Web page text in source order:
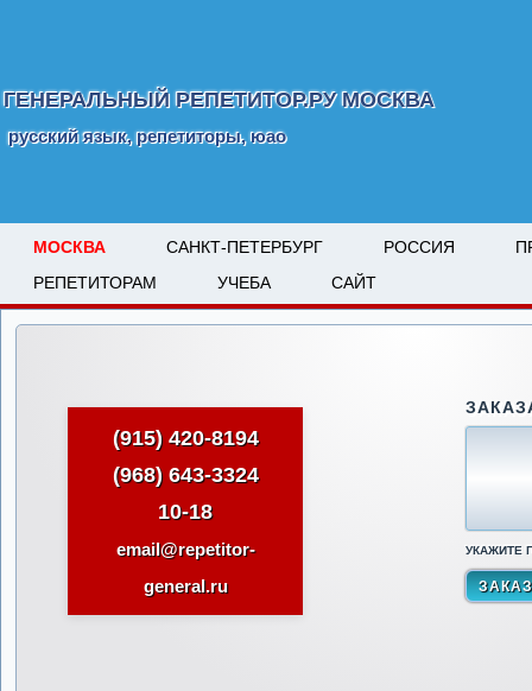
ГЕНЕРАЛЬНЫЙ РЕПЕТИТОР.РУ МОСКВА
русский язык, репетиторы, юао
МОСКВА САНКТ-ПЕТЕРБУРГ РОССИЯ
РЕПЕТИТОРАМ
УЧЕБА САЙТ
(915) 420-8194
(968) 643-3324
10-18
email@repetitor-
general.ru
УКАЖИТЕ